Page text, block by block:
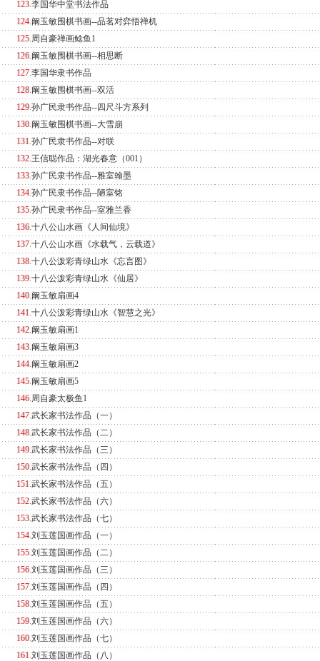
123.李国华中堂书法作品
124.阚玉敏围棋书画--品茗对弈悟禅机
125.周自豪禅画鲶鱼1
126.阚玉敏围棋书画--相思断
127.李国华隶书作品
128.阚玉敏围棋书画--双活
129.孙广民隶书作品--四尺斗方系列
130.阚玉敏围棋书画--大雪崩
131.孙广民隶书作品--对联
132.王信聪作品：湖光春意（001）
133.孙广民隶书作品--雅室翰墨
134.孙广民隶书作品--陋室铭
135.孙广民隶书作品--室雅兰香
136.十八公山水画《人间仙境》
137.十八公山水画《水载气，云载道》
138.十八公泼彩青绿山水《忘言图》
139.十八公泼彩青绿山水《仙居》
140.阚玉敏扇画4
141.十八公泼彩青绿山水《智慧之光》
142.阚玉敏扇画1
143.阚玉敏扇画3
144.阚玉敏扇画2
145.阚玉敏扇画5
146.周自豪太极鱼1
147.武长家书法作品（一）
148.武长家书法作品（二）
149.武长家书法作品（三）
150.武长家书法作品（四）
151.武长家书法作品（五）
152.武长家书法作品（六）
153.武长家书法作品（七）
154.刘玉莲国画作品（一）
155.刘玉莲国画作品（二）
156.刘玉莲国画作品（三）
157.刘玉莲国画作品（四）
158.刘玉莲国画作品（五）
159.刘玉莲国画作品（六）
160.刘玉莲国画作品（七）
161.刘玉莲国画作品（八）